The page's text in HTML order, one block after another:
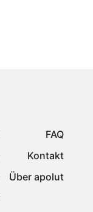
FAQ
Kontakt
Über apolut